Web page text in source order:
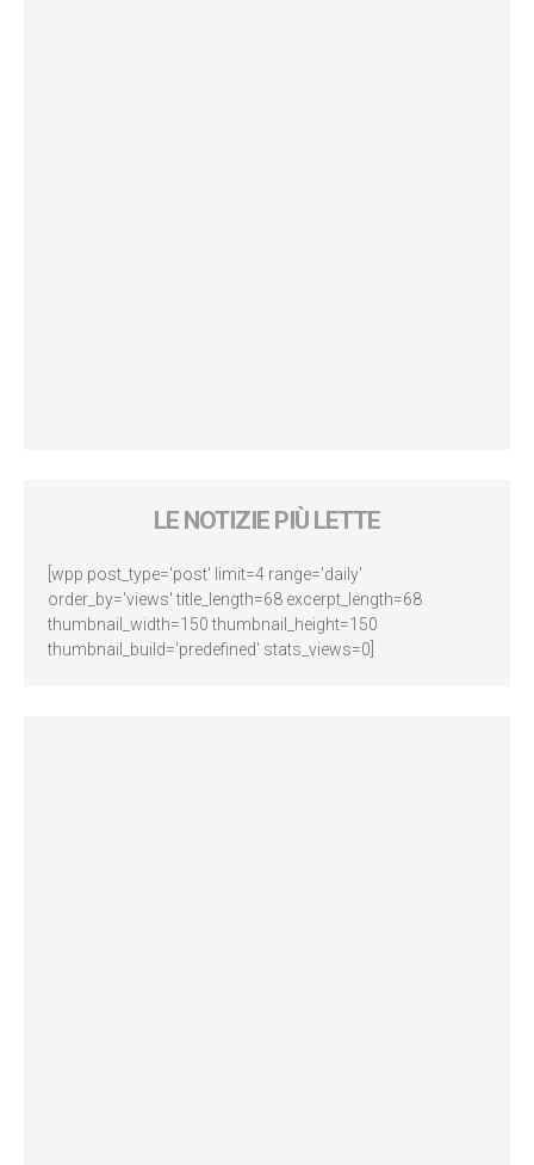
LE NOTIZIE PIÙ LETTE
[wpp post_type='post' limit=4 range='daily'
order_by='views' title_length=68 excerpt_length=68
thumbnail_width=150 thumbnail_height=150
thumbnail_build='predefined' stats_views=0]